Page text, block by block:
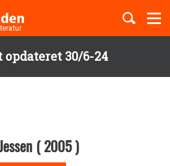
opdateret 30/6-24
Børnebøger
Temaer
(2005)